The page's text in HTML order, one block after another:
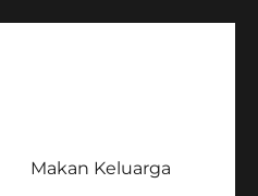
Makan Keluarga